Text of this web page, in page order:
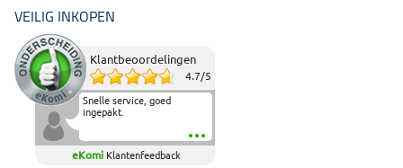
VEILIG INKOPEN
Klantbeoordelingen
4.7/5
Snelle service, goed
ingepakt.
eKomi Klantenfeedback